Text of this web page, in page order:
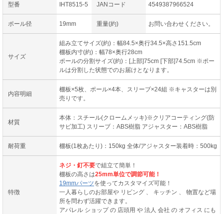
型番 IHT8515-5 JANコード 4549387966524
ポール径 19mm 重量(約) お問い合わせください。
サイズ
組み立てサイズ(約)：幅84.5×奥行34.5×高さ151.5cm
棚板内寸(約)：幅78×奥行28cm
ポールの分割サイズ(約)：[上部]75cm [下部]74.5cm ※ポー
ルは分割した状態でのお届けとなります。
内容明細
棚板×5枚、ポール×4本、スリーブ×24組 ※キャスターは別
売りです。
材質
本体：スチール(クロームメッキ)※クリアコーティング(防
サビ加工) スリーブ：ABS樹脂 アジャスター：ABS樹脂
耐荷重 棚板(1枚あたり)：150kg 全体/アジャスター装着時：500kg
特徴
ネジ・釘不要で組立て簡単！
棚板の高さは25mm単位で調節可能！
19mmパーツを使ってカスタマイズ可能！
一人暮らしのお部屋や リビング 、 キッチン 、 物置など場
所を問わず活躍できます。
アパレル ショップ の 店頭用 や 法人 会社 の オフィス にも